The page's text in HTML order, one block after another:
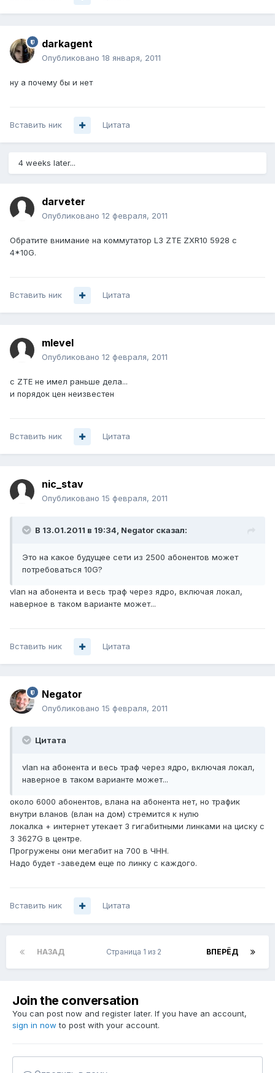
darkagent
Опубликовано 18 января, 2011
ну а почему бы и нет
Вставить ник Цитата
4 weeks later...
darveter
Опубликовано 12 февраля, 2011
Обратите внимание на коммутатор L3 ZTE ZXR10 5928 c
4*10G.
Вставить ник Цитата
mlevel
Опубликовано 12 февраля, 2011
с ZTE не имел раньше дела...
и порядок цен неизвестен
Вставить ник Цитата
nic_stav
Опубликовано 15 февраля, 2011
В 13.01.2011 в 19:34, Negator сказал:
Это на какое будущее сети из 2500 абонентов может
потребоваться 10G?
vlan на абонента и весь траф через ядро, включая локал,
наверное в таком варианте может...
Вставить ник Цитата
Negator
Опубликовано 15 февраля, 2011
Цитата
vlan на абонента и весь траф через ядро, включая локал,
наверное в таком варианте может...
около 6000 абонентов, влана на абонента нет, но трафик
внутри вланов (влан на дом) стремится к нулю
локалка + интернет утекает 3 гигабитными линками на циску с
3 3627G в центре.
Прогружены они мегабит на 700 в ЧНН.
Надо будет -заведем еще по линку с каждого.
Вставить ник Цитата
НАЗАД ВПЕРЁД
Страница 1 из 2
Join the conversation
You can post now and register later. If you have an account,
sign in now to post with your account.